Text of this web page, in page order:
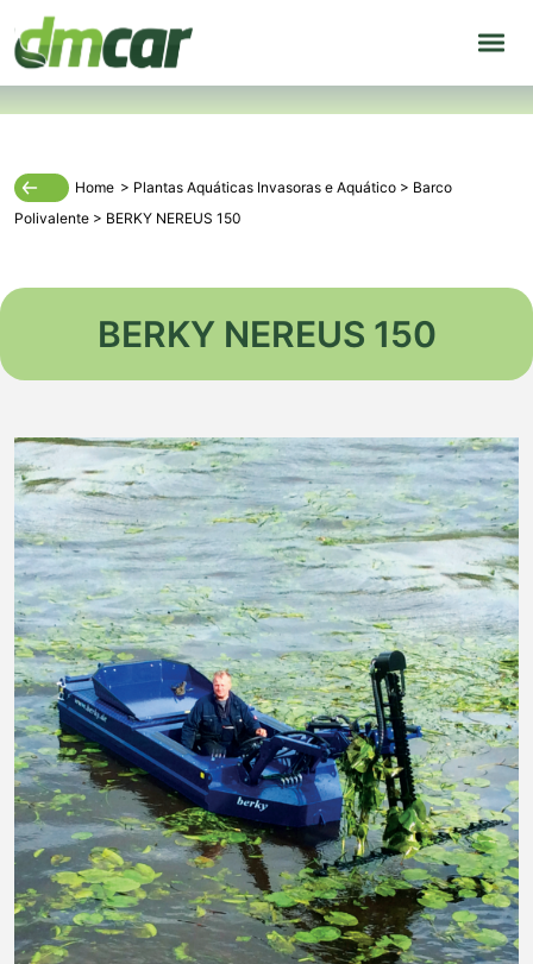
Home > Plantas Aquáticas Invasoras e Aquático > Barco
Polivalente > BERKY NEREUS 150
BERKY NEREUS 150